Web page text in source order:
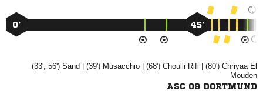
0’ 45’
(33', 56')  | (39')  | (68')   | (80')  

ASC 09 DORTMUND